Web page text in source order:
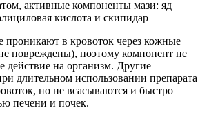
проникают в кровоток через кожные
повреждены), поэтому компонент не
действие на организм. Другие
длительном использовании препарата
но не всасываются и быстро
печени и почек.